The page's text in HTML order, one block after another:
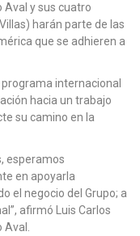
Aval y sus cuatro
harán parte de las
que se adhieren a
internacional
hacia un trabajo
su camino en la
esperamos
en apoyarla
el negocio del Grupo; a
afirmó Luis Carlos